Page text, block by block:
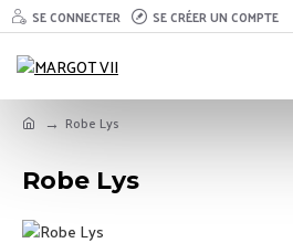
SE CONNECTER SE CRÉER UN COMPTE
Robe Lys
Robe Lys